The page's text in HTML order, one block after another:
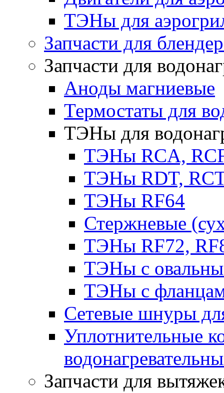
ТЭНы для
Запчасти для
Запчасти для
Аноды магниевые
Термостаты для
ТЭНы для
ТЭНы RCA,
ТЭНы RDT,
ТЭНы RF64
Стержневые
ТЭНы RF72,
ТЭНы с
ТЭНы с
Сетевые шнуры
Уплотнительные
Запчасти для